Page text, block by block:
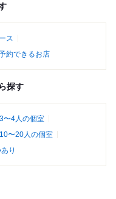
ス
約できるお店
探す
3〜4人の個室
10〜20人の個室
り